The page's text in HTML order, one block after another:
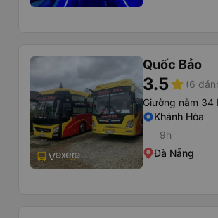
Quốc Bảo
3.5star (6
Giường nằm 34
Khánh Hòa
9h
Đà Nẵng